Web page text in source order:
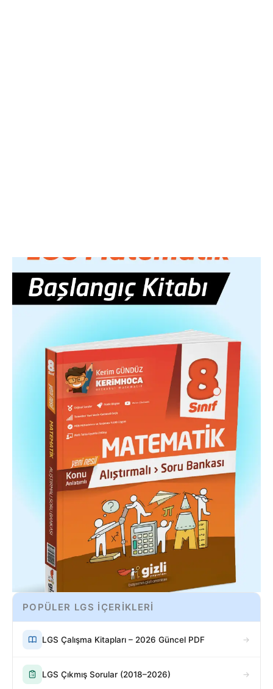
POPÜLER LGS İÇERİKLERİ
LGS Çalışma Kitapları – 2026 Güncel PDF
LGS Çıkmış Sorular (2018–2026)